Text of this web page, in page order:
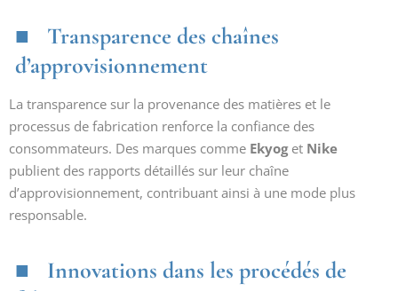
Transparence des chaînes
d’approvisionnement
La transparence sur la provenance des matières et le
processus de fabrication renforce la confiance des
consommateurs. Des marques comme Ekyoget Nike
publient des rapports détaillés sur leur chaîne
d’approvisionnement, contribuant ainsi à une mode plus
responsable.
Innovations dans les procédés de